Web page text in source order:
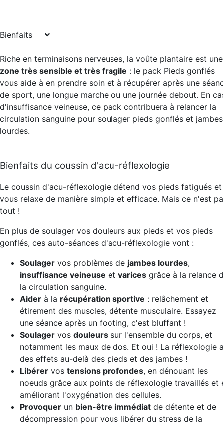
Bienfaits
Riche en terminaisons nerveuses, la voûte plantaire est une
zone très sensible et très fragile : le pack Pieds gonflés
vous aide à en prendre soin et à récupérer après une
de sport, une longue marche ou une journée debout. En
d'insuffisance veineuse, ce pack contribuera à relancer la
circulation sanguine pour soulager pieds gonflés et jambes
lourdes.
Bienfaits du coussin d'acu-réflexologie
Le coussin d'acu-réflexologie détend vos pieds fatigués et
vous relaxe de manière simple et efficace. Mais ce n'est
tout !
En plus de soulager vos douleurs aux pieds et vos pieds
gonflés, ces auto-séances d'acu-réflexologie vont :
Soulager vos problèmes de jambes lourdes,
insuffisance veineuse et varices grâce à la relance
la circulation sanguine.
Aider à la récupération sportive : relâchement et
étirement des muscles, détente musculaire. Essayez
une séance après un footing, c'est bluffant !
Soulager vos douleurs sur l'ensemble du corps, et
notamment les maux de dos. Et oui ! La réflexologie a
des effets au-delà des pieds et des jambes !
Libérer vos tensions profondes, en dénouant les
noeuds grâce aux points de réflexologie travaillés et
améliorant l'oxygénation des cellules.
Provoquer un bien-être immédiat de détente et de
décompression pour vous libérer du stress de la